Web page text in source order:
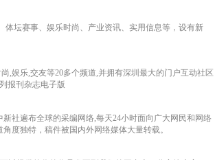
坛赛事、娱乐时尚、产业资讯、实用信息等，设有新
,娱乐,交友等20多个频道,并拥有深圳最大的门户互动社区
报刊杂志电子版
社遍布全球的采编网络,每天24小时面向广大网民和网络
度独特，稿件被国内外网络媒体大量转载。